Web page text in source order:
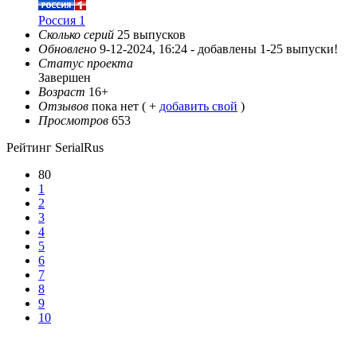
Россия 1
Сколько серий 25 выпусков
Обновлено 9-12-2024, 16:24 - добавлены 1-25 выпуски!
Статус проекта
Завершен
Возраст 16+
Отзывов пока нет ( + добавить свой )
Просмотров 653
Рейтинг SerialRus
80
1
2
3
4
5
6
7
8
9
10